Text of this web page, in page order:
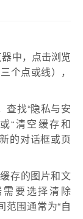
中，点击浏览
个点或线），
查找“隐私与安
“清空缓存和
的对话框或页
存的图片和文
要选择清除
范围通常为“自